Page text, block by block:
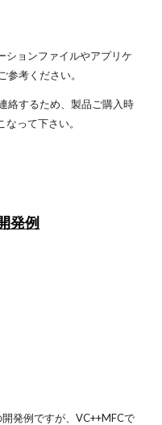
ションファイルやアプリケ
参考ください。
絡するため、製品ご購入時
って下さい。
発例
開発例ですが、VC++MFCで